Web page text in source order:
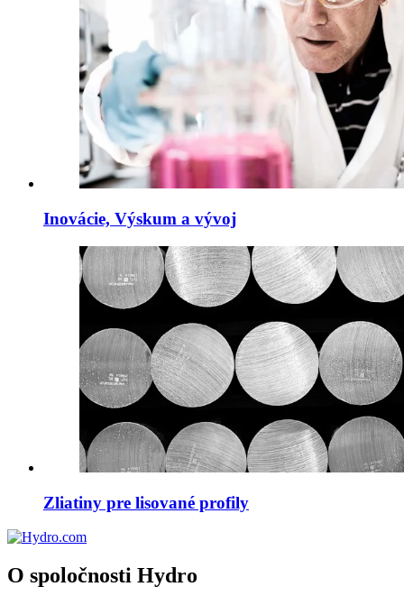
Inovácie, Výskum a vývoj
Zliatiny pre lisované profily
O spoločnosti Hydro